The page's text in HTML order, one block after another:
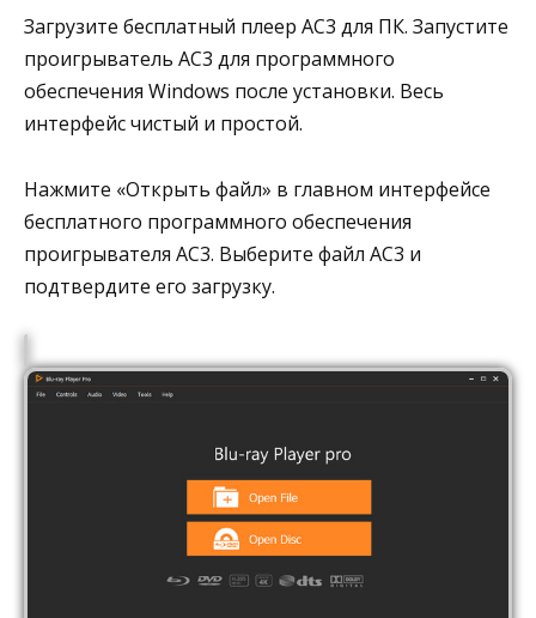
Загрузите бесплатный плеер AC3 для ПК. Запустите
проигрыватель AC3 для программного
обеспечения Windows после установки. Весь
интерфейс чистый и простой.
Нажмите «Открыть файл» в главном интерфейсе
бесплатного программного обеспечения
проигрывателя AC3. Выберите файл AC3 и
подтвердите его загрузку.